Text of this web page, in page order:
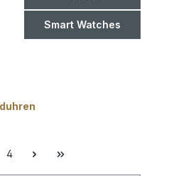
Smart Watches
4